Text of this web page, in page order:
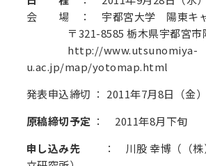
会 場 ： 宇都宮大学 陽東キ
〒321-8585 栃木県宇都宮市
http://www.utsunomiya-
u.ac.jp/map/yotomap.html
発表申込締切 ： 2011年7月8日（金）
原稿締切予定 ： 2011年8月下旬
申し込み先 ： 川股 幸博（（株